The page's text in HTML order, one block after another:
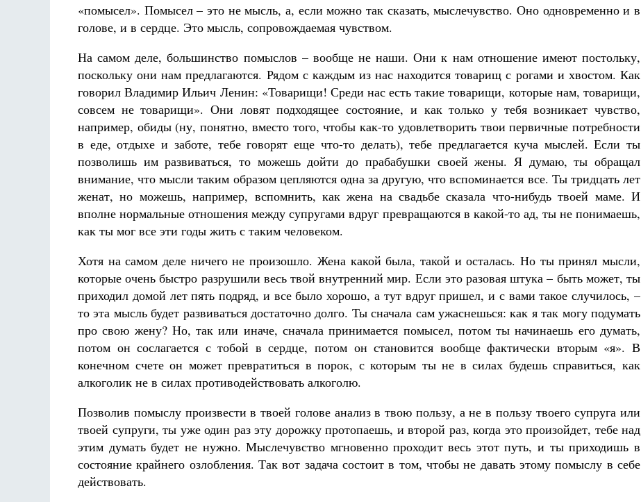
«помысел». Помысел – это не мысль, а, если можно так сказать, мыслечувство. Оно одновременно и в
голове, и в сердце. Это мысль, сопровождаемая чувством.
На самом деле, большинство помыслов – вообще не наши. Они к нам отношение имеют постольку,
поскольку они нам предлагаются. Рядом с каждым из нас находится товарищ с рогами и хвостом. Как
говорил Владимир Ильич Ленин: «Товарищи! Среди нас есть такие товарищи, которые нам, товарищи,
совсем не товарищи». Они ловят подходящее состояние, и как только у тебя возникает чувство,
например, обиды (ну, понятно, вместо того, чтобы как-то удовлетворить твои первичные потребности
в еде, отдыхе и заботе, тебе говорят еще что-то делать), тебе предлагается куча мыслей. Если ты
позволишь им развиваться, то можешь дойти до прабабушки своей жены. Я думаю, ты обращал
внимание, что мысли таким образом цепляются одна за другую, что вспоминается все. Ты тридцать лет
женат, но можешь, например, вспомнить, как жена на свадьбе сказала что-нибудь твоей маме. И
вполне нормальные отношения между супругами вдруг превращаются в какой-то ад, ты не понимаешь,
как ты мог все эти годы жить с таким человеком.
Хотя на самом деле ничего не произошло. Жена какой была, такой и осталась. Но ты принял мысли,
которые очень быстро разрушили весь твой внутренний мир. Если это разовая штука – быть может, ты
приходил домой лет пять подряд, и все было хорошо, а тут вдруг пришел, и с вами такое случилось, –
то эта мысль будет развиваться достаточно долго. Ты сначала сам ужаснешься: как я так могу подумать
про свою жену? Но, так или иначе, сначала принимается помысел, потом ты начинаешь его думать,
потом он сослагается с тобой в сердце, потом он становится вообще фактически вторым «я». В
конечном счете он может превратиться в порок, с которым ты не в силах будешь справиться, как
алкоголик не в силах противодействовать алкоголю.
Позволив помыслу произвести в твоей голове анализ в твою пользу, а не в пользу твоего супруга или
твоей супруги, ты уже один раз эту дорожку протопаешь, и второй раз, когда это произойдет, тебе над
этим думать будет не нужно. Мыслечувство мгновенно проходит весь этот путь, и ты приходишь в
состояние крайнего озлобления. Так вот задача состоит в том, чтобы не давать этому помыслу в себе
действовать.
Кирилл Мурышев